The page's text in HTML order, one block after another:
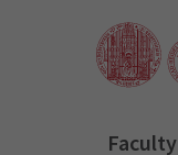
Faculty